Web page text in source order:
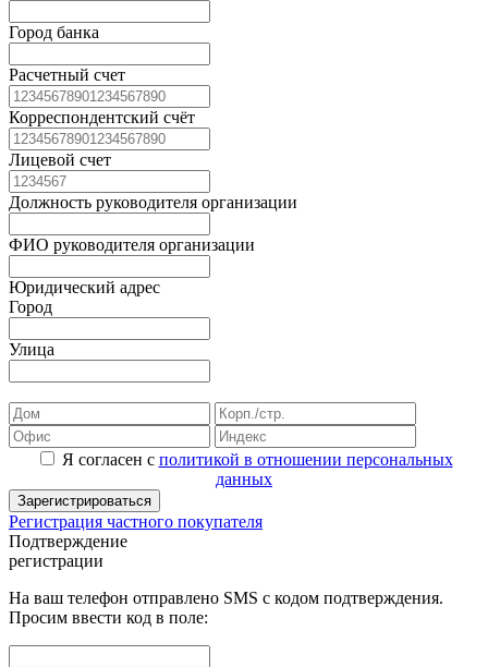
Город банка
Расчетный счет
Корреспондентский счёт
Лицевой счет
Должность руководителя организации
ФИО руководителя организации
Юридический адрес
Город
Улица
Я согласен с политикой в отношении персональных
данных
Зарегистрироваться
Регистрация частного покупателя
Подтверждение
регистрации
На ваш телефон отправлено SMS с кодом подтверждения.
Просим ввести код в поле: